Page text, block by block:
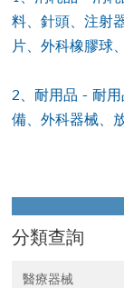
料、針頭、注射
片、外科橡膠球
2、耐用品 - 耐
備、外科器械、
分類查詢
醫療器械